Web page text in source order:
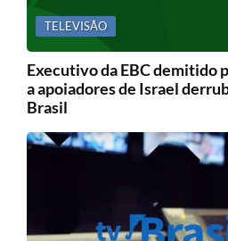
TELEVISÃO
Executivo da EBC demitido
a apoiadores de Israel
Brasil